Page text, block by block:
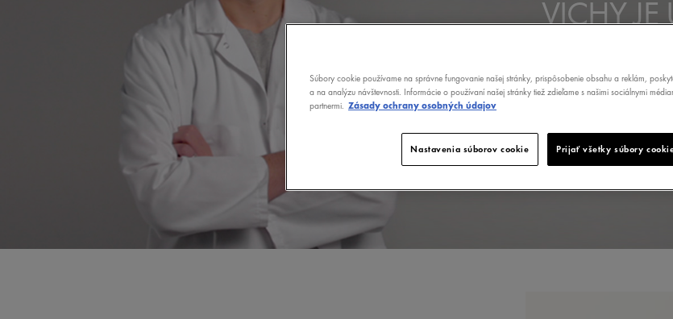
VICHY
40
V
ZDRAVÝ VZHĽAD PLETI BOL
NAJLEPŠIE RIEŠENIA,
OVPLYVŇUJÚCICH VÝVOJ
Súbory cookie používame na správne fungovanie našej stránky, prispôsobenie obsahu a reklám,
a na analýzu návštevnosti. Informácie o používaní našej stránky tiež zdieľame s našimi sociálnymi
partnermi. Zásady ochrany osobných údajov
Nastavenia súborov cookie Prijať všetky súbory